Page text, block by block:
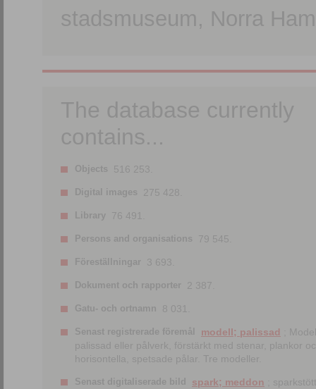
stadsmuseum, Norra
The database currently
contains...
Objects 516 253.
Digital images 275 428.
Library 76 491.
Persons and organisations 79 545.
Föreställningar 3 693.
Dokument och rapporter 2 387.
Gatu- och ortnamn 8 031.
Senast registrerade föremål modell; palissad
;
palissad eller pålverk, förstärkt med stenar, plankor
horisontella, spetsade pålar. Tre modeller.
Senast digitaliserade bild spark; meddon ;